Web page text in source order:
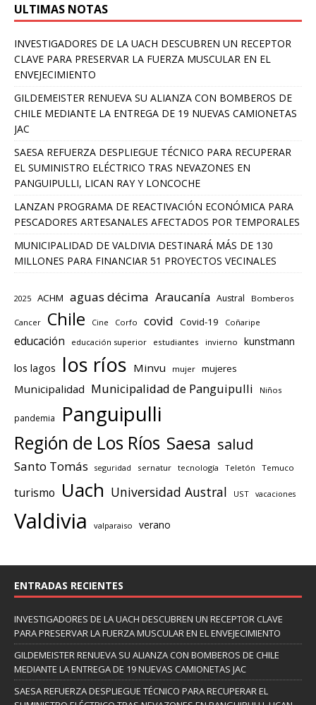
ULTIMAS NOTAS
INVESTIGADORES DE LA UACH DESCUBREN UN RECEPTOR
CLAVE PARA PRESERVAR LA FUERZA MUSCULAR EN EL
ENVEJECIMIENTO
GILDEMEISTER RENUEVA SU ALIANZA CON BOMBEROS DE
CHILE MEDIANTE LA ENTREGA DE 19 NUEVAS CAMIONETAS
JAC
SAESA REFUERZA DESPLIEGUE TÉCNICO PARA RECUPERAR
EL SUMINISTRO ELÉCTRICO TRAS NEVAZONES EN
PANGUIPULLI, LICAN RAY Y LONCOCHE
LANZAN PROGRAMA DE REACTIVACIÓN ECONÓMICA PARA
PESCADORES ARTESANALES AFECTADOS POR TEMPORALES
MUNICIPALIDAD DE VALDIVIA DESTINARÁ MÁS DE 130
MILLONES PARA FINANCIAR 51 PROYECTOS VECINALES
2025 ACHM aguas décima Araucanía Austral Bomberos
Cancer Chile Cine Corfo covid Covid-19 Coñaripe
educación educación superior estudiantes invierno kunstmann
los lagos los ríos Minvu mujer mujeres
Municipalidad Municipalidad de Panguipulli Niños
pandemia Panguipulli
Región de Los Ríos Saesa salud
Santo Tomás seguridad sernatur tecnología Teletón Temuco
turismo Uach Universidad Austral UST vacaciones
Valdivia valparaiso verano
ENTRADAS RECIENTES
INVESTIGADORES DE LA UACH DESCUBREN UN RECEPTOR CLAVE
PARA PRESERVAR LA FUERZA MUSCULAR EN EL ENVEJECIMIENTO
GILDEMEISTER RENUEVA SU ALIANZA CON BOMBEROS DE CHILE
MEDIANTE LA ENTREGA DE 19 NUEVAS CAMIONETAS JAC
SAESA REFUERZA DESPLIEGUE TÉCNICO PARA RECUPERAR EL